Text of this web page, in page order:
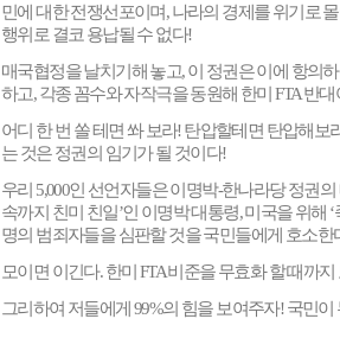
민에 대한 전쟁선포이며,나라의 경제를 위기로
행위로 결코 용납될 수 없다!
매국협정을 날치기해 놓고,이 정권은 이에 항의
하고,각종 꼼수와 자작극을 동원해 한미FTA반대
어디 한 번 쏠 테면 쏴 보라!탄압할테면 탄압해보
는 것은 정권의 임기가 될 것이다!
우리 5,000인 선언자들은 이명박-한나라당 정권의
속까지 친미 친일’인 이명박 대통령,미국을 위해 ‘
명의 범죄자들을 심판할 것을 국민들에게 호소한
모이면 이긴다.한미 FTA비준을 무효화 할 때까지
그리하여 저들에게 99%의 힘을 보여주자!국민이